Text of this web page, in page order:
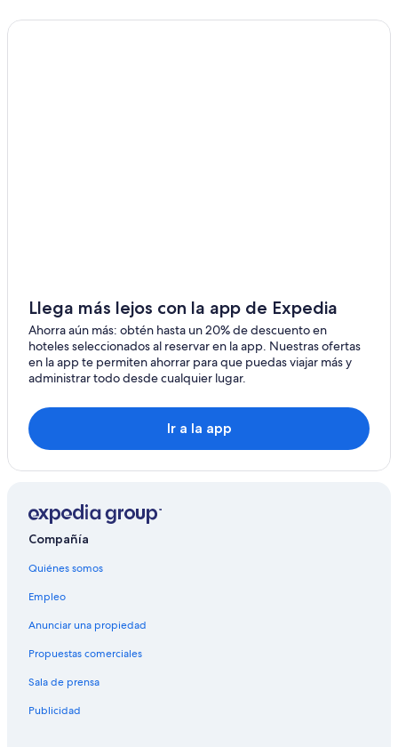
Llega más lejos con la app de Expedia
Ahorra aún más: obtén hasta un 20% de descuento en
hoteles seleccionados al reservar en la app. Nuestras ofertas
en la app te permiten ahorrar para que puedas viajar más y
administrar todo desde cualquier lugar.
Ir a la app
Compañía
Quiénes somos
Empleo
Anunciar una propiedad
Propuestas comerciales
Sala de prensa
Publicidad